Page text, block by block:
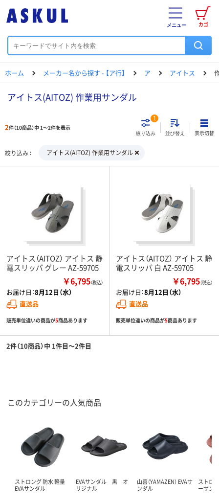
カゴ
メニュー
ホーム メーカー名から探す - 【ア行】 ア アイトス
アイトス(AITOZ) 作業用サンダル
2件（10商品）中 1～2件を表示
絞り込み
1
並び替え 表示切替
絞り込み アイトス(AITOZ) 作業用サンダル
アイトス（AITOZ） アイトス 静
電スリッパ グレー AZ-59705
￥6,795（税込）
お届け日：8月12日（水）
直送品
販売単位違いの商品が5商品あります
アイトス（AITOZ） アイトス 静
電スリッパ 白 AZ-59705
￥6,795（税込）
お届け日：8月12日（水）
直送品
販売単位違いの商品が5商品あります
2件（10商品）中 1件目～2件目
このカテゴリーの人気商品
ストロング 防水 軽量
EVAサンダル
EVAサンダル 黒 オ
リジナル
山善（YAMAZEN） EVAサ
ンダル
ストロ
ーサン